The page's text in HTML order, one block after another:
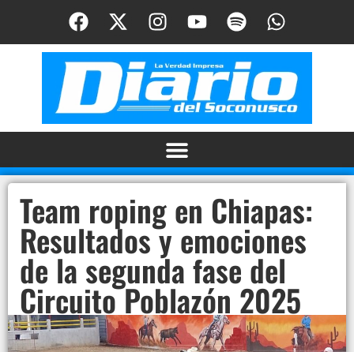
Team roping en Chiapas:
Resultados y emociones
de la segunda fase del
Circuito Poblazón 2025